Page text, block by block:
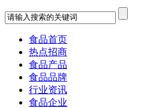
食品首页
热点招商
食品产品
食品品牌
行业资讯
食品企业